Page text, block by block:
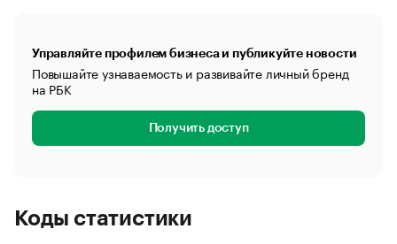
Управляйте профилем бизнеса и публикуйте новости
Повышайте узнаваемость и развивайте личный бренд
на РБК
Получить доступ
Коды статистики